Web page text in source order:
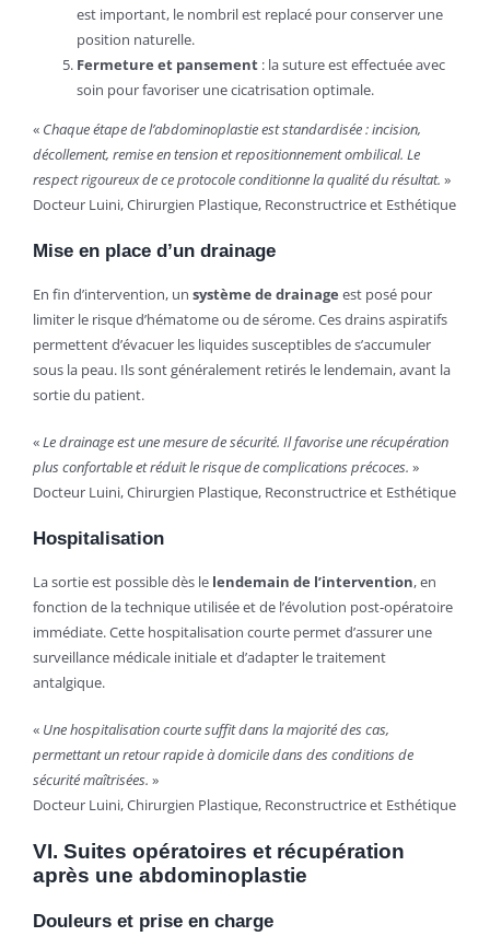
est important, le nombril est replacé pour conserver une
position naturelle.
Fermeture et pansement: la suture est effectuée avec
soin pour favoriser une cicatrisation optimale.
« Chaque étape de l’abdominoplastie est standardisée : incision,
décollement, remise en tension et repositionnement ombilical. Le
respect rigoureux de ce protocole conditionne la qualité du résultat. »
Docteur Luini, Chirurgien Plastique, Reconstructrice et Esthétique
Mise en place d’un drainage
En fin d’intervention, un système de drainage est posé pour
limiter le risque d’hématome ou de sérome. Ces drains aspiratifs
permettent d’évacuer les liquides susceptibles de s’accumuler
sous la peau. Ils sont généralement retirés le lendemain, avant la
sortie du patient.
«Le drainage est une mesure de sécurité. Il favorise une récupération
plus confortable et réduit le risque de complications précoces. »
Docteur Luini, Chirurgien Plastique, Reconstructrice et Esthétique
Hospitalisation
La sortie est possible dès le lendemain de l’intervention, en
fonction de la technique utilisée et de l’évolution post-opératoire
immédiate. Cette hospitalisation courte permet d’assurer une
surveillance médicale initiale et d’adapter le traitement
antalgique.
« Une hospitalisation courte suffit dans la majorité des cas,
permettant un retour rapide à domicile dans des conditions de
sécurité maîtrisées. »
Docteur Luini, Chirurgien Plastique, Reconstructrice et Esthétique
VI. Suites opératoires et récupération
après une abdominoplastie
Douleurs et prise en charge